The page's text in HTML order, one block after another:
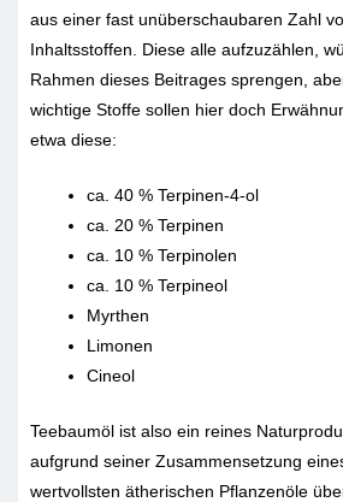
aus einer fast unüberschaubaren Zahl
Inhaltsstoffen. Diese alle aufzuzählen,
Rahmen dieses Beitrages sprengen,
wichtige Stoffe sollen hier doch
etwa diese:
ca. 40 % Terpinen-4-ol
ca. 20 % Terpinen
ca. 10 % Terpinolen
ca. 10 % Terpineol
Myrthen
Limonen
Cineol
Teebaumöl ist also ein reines
aufgrund seiner Zusammensetzung
wertvollsten ätherischen Pflanzenöle